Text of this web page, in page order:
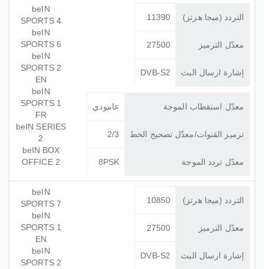
التردد (ميجا هرتز) 11390
معدّل الترميز 27500
إشارة ارسال البث DVB-S2
معدّل استقطاب الموجة عامودي
ترميز القنوات/معدّل تصحيح الخط 2/3
معدّل تردد الموجة 8PSK
beIN
SPORTS 4
beIN
SPORTS 6
beIN
SPORTS 2
EN
beIN
SPORTS 1
FR
beIN SERIES
2
beIN BOX
OFFICE 2
التردد (ميجا هرتز) 10850
معدّل الترميز 27500
إشارة ارسال البث DVB-S2
beIN
SPORTS 7
beIN
SPORTS 1
EN
beIN
SPORTS 2